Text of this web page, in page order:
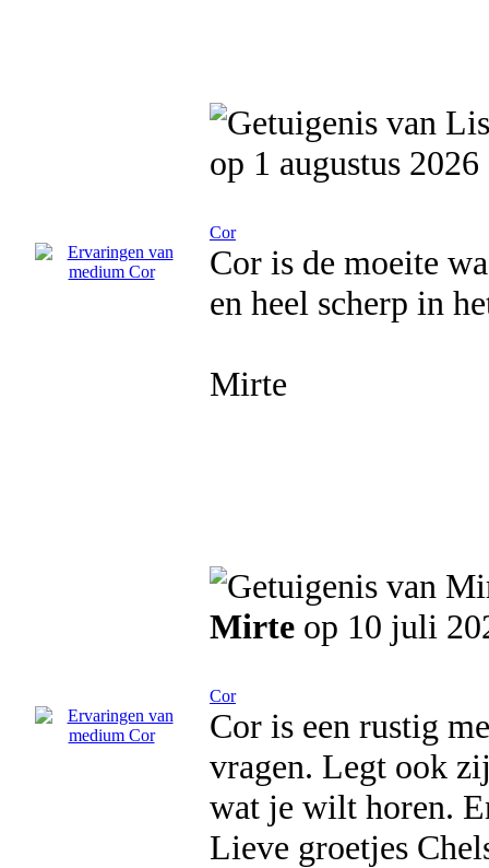
op 1 augustus 2026
Cor
Cor is de moeite
en heel scherp in
Mirte
Mirte op 10 juli
Cor
Cor is een rustig
vragen. Legt ook
wat je wilt horen.
Lieve groetjes